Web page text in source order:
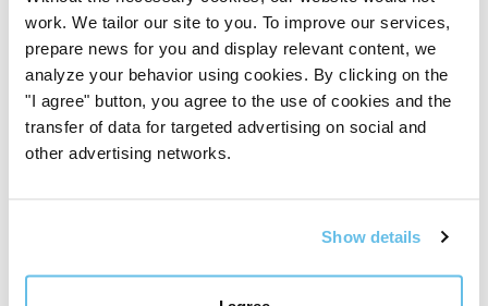
work. We tailor our site to you. To improve our services,
prepare news for you and display relevant content, we
analyze your behavior using cookies. By clicking on the
"I agree" button, you agree to the use of cookies and the
transfer of data for targeted advertising on social and
other advertising networks.
Show details
Bai shao Paeonia alba radix – melkehvit peon, rot)
Tian ma (Gastrodia elata rhizoma– høy gastrodia,
rotstokk)
Tu si zi(Cuscuta chinensis semen